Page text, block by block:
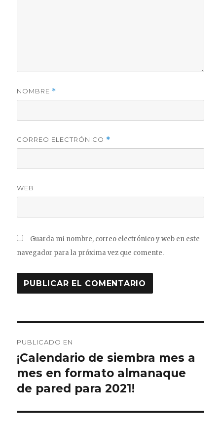
NOMBRE *
CORREO ELECTRÓNICO *
WEB
Guarda mi nombre, correo electrónico y web en este
navegador para la próxima vez que comente.
de
entradas
PUBLICADO EN
¡Calendario de siembra mes a
mes en formato almanaque
de pared para 2021!